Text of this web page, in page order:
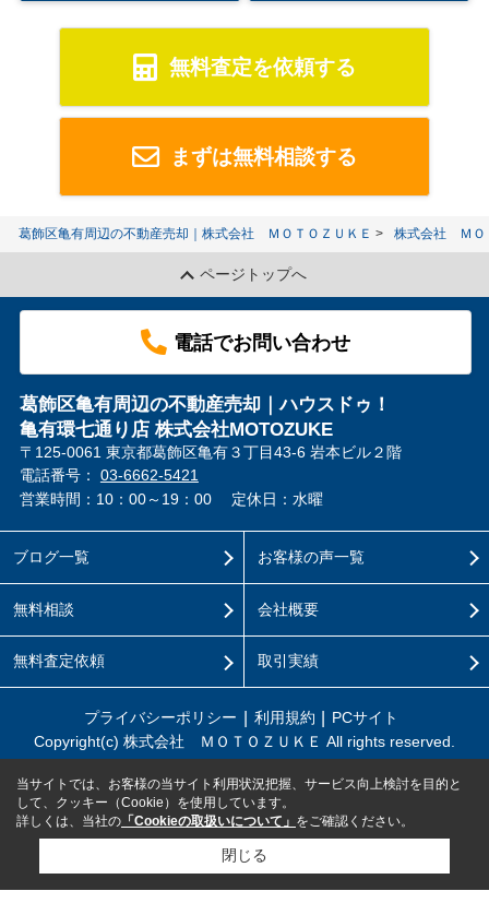
無料査定を依頼する
まずは無料相談する
葛飾区亀有周辺の不動産売却｜株式会社 ＭＯＴＯＺＵＫＥ 株式会社 ＭＯ
ページトップへ
電話でお問い合わせ
葛飾区亀有周辺の不動産売却｜ハウスドゥ！
亀有環七通り店 株式会社MOTOZUKE
〒125-0061 東京都葛飾区亀有３丁目43-6 岩本ビル２階
電話番号： 03-6662-5421
営業時間：10：00～19：00
定休日：水曜
ブログ一覧
無料相談
無料査定依頼
お客様の声一覧
会社概要
取引実績
プライバシーポリシー 利用規約
PCサイト
Copyright(c) 株式会社 ＭＯＴＯＺＵＫＥ All rights reserved.
当サイトでは、お客様の当サイト利用状況把握、サービス向上検討を目的と
して、クッキー（Cookie）を使用しています。
詳しくは、当社の 「Cookieの取扱いについて」 をご確認ください。
閉じる